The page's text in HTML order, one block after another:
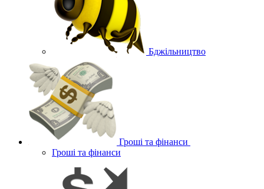
Бджільництво
Гроші та фінанси
Гроші та фінанси